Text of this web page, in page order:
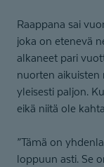
Raappana sai
joka on etenevä
alkaneet pari
nuorten aikuisten
yleisesti paljon.
eikä niitä ole
”Tämä on
loppuun asti. Se